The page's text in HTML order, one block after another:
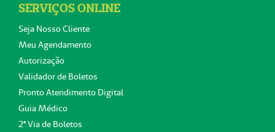
SERVIÇOS ONLINE
Seja Nosso Cliente
Meu Agendamento
Autorização
Validador de Boletos
Pronto Atendimento Digital
Guia Médico
2ª Via de Boletos